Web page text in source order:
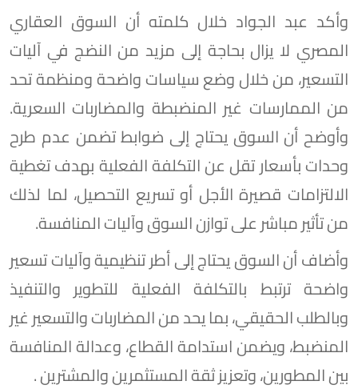
وأكد عبد الجواد خلال كلمته أن السوق العقاري
المصري لا يزال بحاجة إلى مزيد من النضج في آليات
التسعير، من خلال وضع سياسات واضحة ومنظمة تحد
من الممارسات غير المنضبطة والمضاربات السعرية.
وأوضح أن السوق يحتاج إلى ضوابط تضمن عدم طرح
وحدات بأسعار تقل عن التكلفة الفعلية بهدف تغطية
الالتزامات قصيرة الأجل أو تسريع التحصيل، لما لذلك
من تأثير مباشر على توازن السوق وآليات المنافسة.
وأضاف أن السوق يحتاج إلى أطر تنظيمية وآليات تسعير
واضحة ترتبط بالتكلفة الفعلية للتطوير والتنفيذ
وبالطلب الحقيقي، بما يحد من المضاربات والتسعير غير
المنضبط، ويضمن استدامة القطاع، وعدالة المنافسة
بين المطورين، وتعزيز ثقة المستثمرين والمشترين .